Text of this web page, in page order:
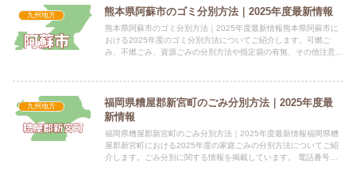
九州地方 熊本県阿蘇市のゴミ分別方法｜2025年度最新情報
熊本県阿蘇市のゴミ分別方法｜2025年度最新情報熊本県阿蘇市に
おける2025年度のゴミ分別方法についてご紹介します。可燃ご
み、不燃ごみ、資源ごみの分別方法や指定袋の有無、その他注意事
九州地方
福岡県糟屋郡新宮町のごみ分別方法｜2025年度最
新情報
福岡県糟屋郡新宮町のごみ分別方法｜2025年度最新情報福岡県糟
屋郡新宮町における2025年度の家庭ごみの分別方法についてご紹
介します。ごみ分別に関する情報を掲載しています。 電話番号：